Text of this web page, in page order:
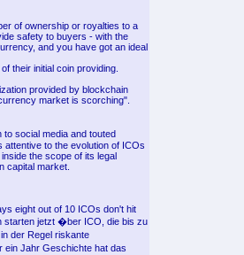
of ownership or royalties to a
safety to buyers - with the
and you have got an ideal
their initial coin providing.
provided by blockchain
market is scorching".
social media and touted
to the evolution of ICOs
the scope of its legal
capital market.
eight out of 10 ICOs don't hit
starten jetzt �ber ICO, die bis zu
der Regel riskante
ein Jahr Geschichte hat das